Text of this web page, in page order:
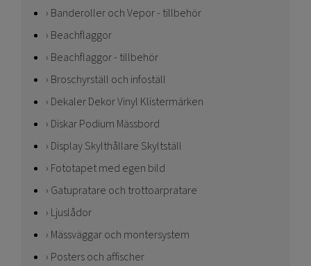
Banderoller och Vepor - tillbehör
Beachflaggor
Beachflaggor - tillbehör
Broschyrställ och infoställ
Dekaler Dekor Vinyl Klistermärken
Diskar Podium Mässbord
Display Skylthållare Skyltställ
Fototapet med egen bild
Gatupratare och trottoarpratare
Ljuslådor
Mässväggar och montersystem
Posters och affischer